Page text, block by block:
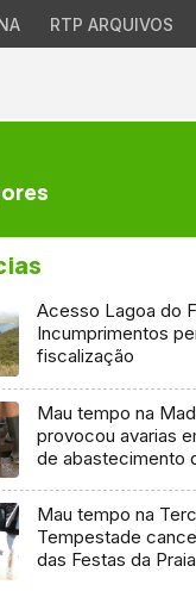
RTP ARQUIVOS
Acesso Lagoa do
Incumprimentos
fiscalização
Mau tempo na
provocou avarias
de abastecimento
Mau tempo na
Tempestade
das Festas da Praia